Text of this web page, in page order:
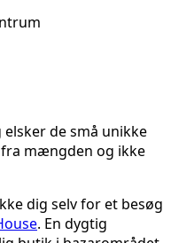
de små unikke
mængden og ikke
dig selv for et besøg
. En dygtig